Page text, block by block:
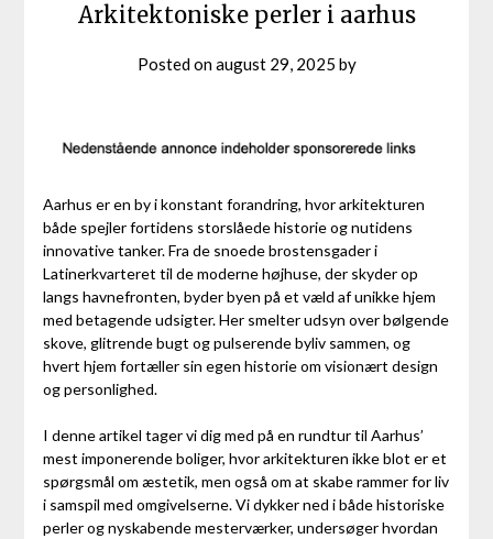
Arkitektoniske perler i aarhus
Posted onaugust 29, 2025 by
Aarhus er en by i konstant forandring, hvor arkitekturen
både spejler fortidens storslåede historie og nutidens
innovative tanker. Fra de snoede brostensgader i
Latinerkvarteret til de moderne højhuse, der skyder op
langs havnefronten, byder byen på et væld af unikke hjem
med betagende udsigter. Her smelter udsyn over bølgende
skove, glitrende bugt og pulserende byliv sammen, og
hvert hjem fortæller sin egen historie om visionært design
og personlighed.
I denne artikel tager vi dig med på en rundtur til Aarhus’
mest imponerende boliger, hvor arkitekturen ikke blot er et
spørgsmål om æstetik, men også om at skabe rammer for liv
i samspil med omgivelserne. Vi dykker ned i både historiske
perler og nyskabende mesterværker, undersøger hvordan